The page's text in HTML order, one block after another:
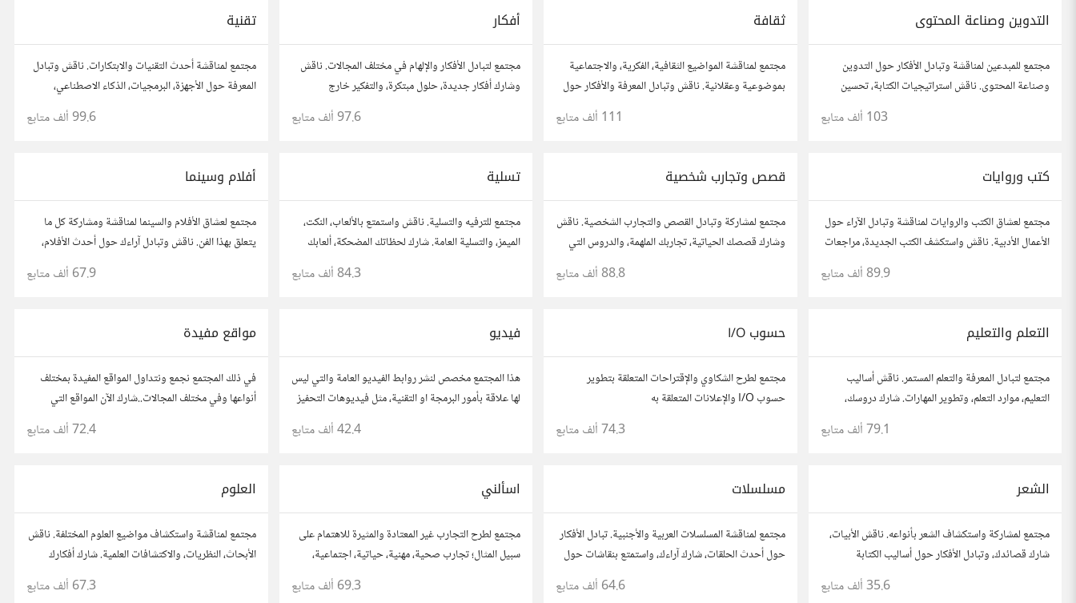
التدوين وصناعة المحتوى
مجتمع للمبدعين لمناقشة وتبادل الأفكار حول التدوين
وصناعة المحتوى. ناقش استراتيجيات الكتابة، تحسين
محركات البحث، وإنتاج المحتوى المرئي والمسموع. شارك
أفكارك وأسئلتك، وتواصل مع كتّاب ومبدعين آخرين.
103 ألف متابع
ثقافة
مجتمع لمناقشة المواضيع الثقافية، الفكرية، والاجتماعية
بموضوعية وعقلانية. ناقش وتبادل المعرفة والأفكار حول
111 ألف متابع
أفكار
مجتمع لتبادل الأفكار والإلهام في مختلف المجالات. ناقش
وشارك أفكار جديدة، حلول مبتكرة، والتفكير خارج
الصندوق. شارك بمقترحاتك وأسئلتك، وتواصل مع مفكرين
97.6 ألف متابع
تقنية
مجتمع لمناقشة أحدث التقنيات والابتكارات. ناقش وتبادل
المعرفة حول الأجهزة، البرمجيات، الذكاء الاصطناعي،
والأمن السيبراني. شارك أفكارك، نصائحك، وأسئلتك،
99.6 ألف متابع
كتب وروايات
مجتمع لعشاق الكتب والروايات لمناقشة وتبادل الآراء حول
الأعمال الأدبية. ناقش واستكشف الكتب الجديدة، مراجعات
الروايات، ومشاركة توصيات القراءة. شارك أفكارك،
نصائحك، وأسئلتك، وتواصل مع قراء آخرين.89.9 ألف متابع
قصص وتجارب شخصية
مجتمع لمشاركة وتبادل القصص والتجارب الشخصية. ناقش
وشارك قصصك الحياتية، تجاربك الملهمة، والدروس التي
تعلمتها. شارك تجاربك مع الآخرين، واستفد من قصصهم
88.8 ألف متابع
تسلية
مجتمع للترفيه والتسلية. ناقش واستمتع بالألعاب، النكت،
الميمز، والتسلية العامة. شارك لحظاتك المضحكة، ألعابك
المفضلة، وتفاعل مع أعضاء آخرين يبحثون عن المتعة
84.3 ألف متابع
أفلام وسينما
مجتمع لعشاق الأفلام والسينما لمناقشة ومشاركة كل ما
يتعلق بهذا الفن. ناقش وتبادل آراءك حول أحدث الأفلام،
المراجعات، والتوصيات. شارك تحليلاتك، قصصك، واستمتع
بنقاشات حول الأفلام والمخرجين والسيناريوهات.
67.9 ألف متابع
التعلم والتعليم
مجتمع لتبادل المعرفة والتعلم المستمر. ناقش أساليب
التعليم، موارد التعلم، وتطوير المهارات. شارك دروسك،
نصائحك، وأسئلتك، وتواصل مع معلمين وطلاب يسعون
79.1 ألف متابع
حسوب I/O
مجتمع لطرح الشكاوي والإقتراحات المتعلقة بتطوير
حسوب I/O والإعلانات المتعلقة به
74.3 ألف متابع
فيديو
هذا المجتمع مخصص لنشر روابط الفيديو العامة والتي ليس
لها علاقة بأمور البرمجة او التقنية، مثل فيديوهات التحفيز
42.4 ألف متابع
مواقع مفيدة
في ذلك المجتمع نجمع ونتداول المواقع المفيدة بمختلف
أنواعها وفي مختلف المجالات..شارك الآن المواقع التي
أعجبتك أو ترى أنها مفيدة :) رجاء شارك رابط مباشر
72.4 ألف متابع
الشعر
مجتمع لمشاركة واستكشاف الشعر بأنواعه. ناقش الأبيات،
شارك قصائدك، وتبادل الأفكار حول أساليب الكتابة
والشعراء المفضلين. انضم لنتبادل جمال الكلمات والإلهام
35.6 ألف متابع
مسلسلات
مجتمع لمناقشة المسلسلات العربية والأجنبية. تبادل الأفكار
حول أحدث الحلقات، شارك آراءك، واستمتع بنقاشات حول
64.6 ألف متابع
اسألني
مجتمع لطرح التجارب غير المعتادة والمثيرة للاهتمام على
سبيل المثال؛ تجارب صحية، مهنية، حياتية، اجتماعية،
69.3 ألف متابع
العلوم
مجتمع لمناقشة واستكشاف مواضيع العلوم المختلفة. ناقش
الأبحاث، النظريات، والاكتشافات العلمية. شارك أفكارك
وأسئلتك، وتواصل مع مهتمين وعلماء في مختلف
67.3 ألف متابع